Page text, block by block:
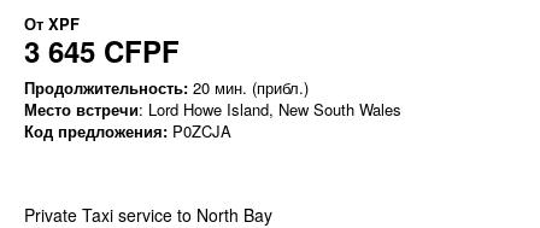
От XPF
3 645 CFPF
Продолжительность: 20 мин. (прибл.)
Место встречи: Lord Howe Island, New South Wales
Код предложения: P0ZCJA
Private Taxi service to North Bay